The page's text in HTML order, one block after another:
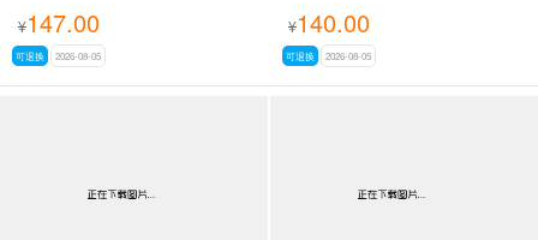
¥147.00
可退换 2026-08-05
¥140.00
可退换 2026-08-05